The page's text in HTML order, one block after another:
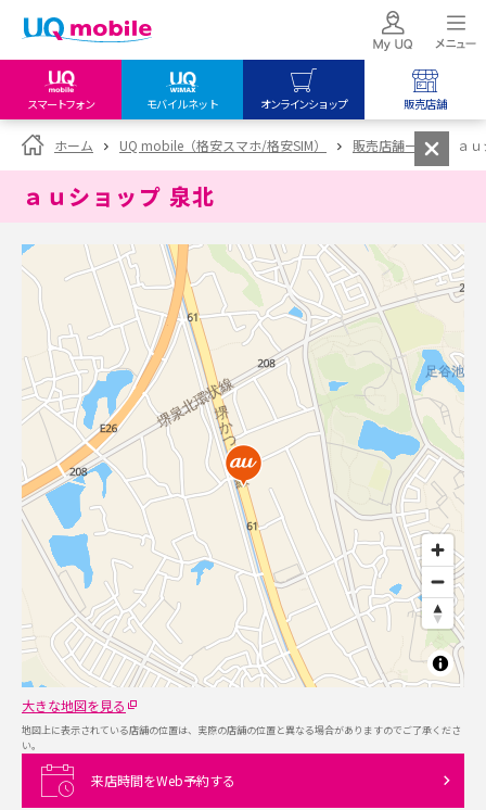
スマートフォン モバイルネット オンラインショップ 販売店舗
my UQ WiMAX
UQ WiMAX ご契約の方
My UQ mobile
UQ mobile
データチャージサイト
UQ mobile
オンラインショップ
UQ WiMAX
UQ mobile
販売店舗
UQ WiMAX
ホーム UQ mobile（格安スマホ/格安SIM） 販売店舗一覧 ａ
ａｕショップ 泉北
大きな地図を見る
地図上に表示されている店舗の位置は、実際の店舗の位置と異なる場合がありますのでご了承くださ
い。
来店時間をWeb予約する